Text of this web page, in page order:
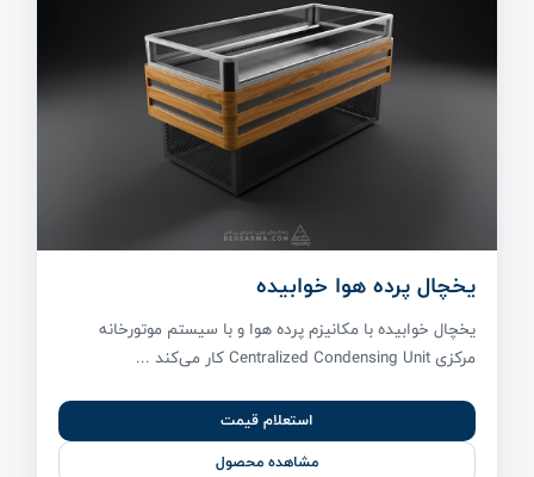
یخچال پرده هوا خوابیده
یخچال خوابیده با مکانیزم پرده هوا و با سیستم موتورخانه
مرکزی Centralized Condensing Unit کار می‌کند ...
استعلام قیمت
مشاهده محصول